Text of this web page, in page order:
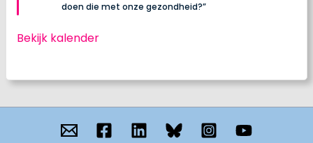
g
l
h
doen die met onze gezondheid?”
Bekijk kalender